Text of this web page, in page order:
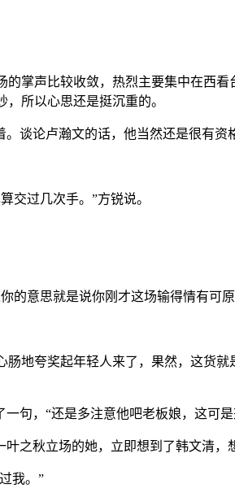
掌声比较收敛，热烈主要集中在西
所以心思还是挺沉重的。
谈论卢瀚文的话，他当然还是很有资
交过几次手。”方锐说。
的意思就是说你刚才这场输得情有可
地夸奖起年轻人来了，果然，这货
句，“还是多注意他吧老板娘，这可
之秋立场的她，立即想到了韩文清，
我。”